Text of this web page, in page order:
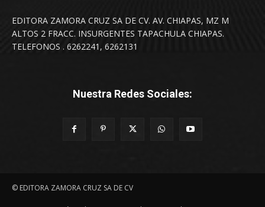
EDITORA ZAMORA CRUZ SA DE CV. AV. CHIAPAS, MZ M
ALTOS 2 FRACC. INSURGENTES TAPACHULA CHIAPAS.
TELEFONOS . 6262241, 6262131
Nuestra Redes Sociales:
© EDITORA ZAMORA CRUZ SA DE CV